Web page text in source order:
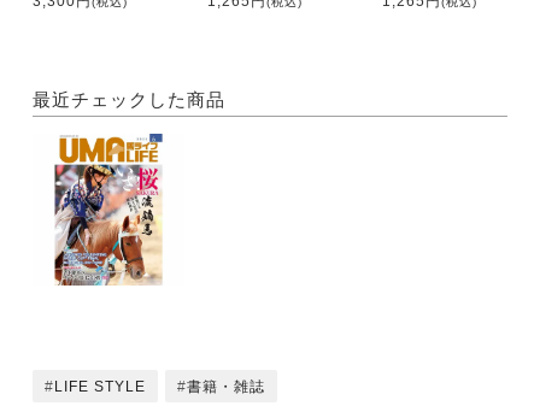
上級の部
戸津美香さん
桜庭恵理さん
江下耀香音さん
★短期集中連載（全4回）
清水健介のスペイン［馬］に会う旅
第2回 スペインの馬具屋
Location＝イラン
最近チェックした商品
LIFE STYLE 書籍・雑誌